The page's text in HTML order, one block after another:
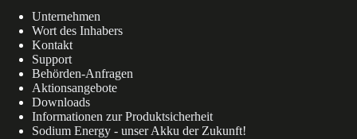
Unternehmen
Wort des Inhabers
Kontakt
Support
Behörden-Anfragen
Aktionsangebote
Downloads
Informationen zur Produktsicherheit
Sodium Energy - unser Akku der Zukunft!